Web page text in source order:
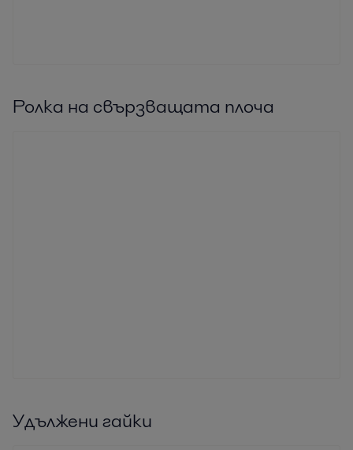
Ролка на свързващата плоча
Удължени гайки